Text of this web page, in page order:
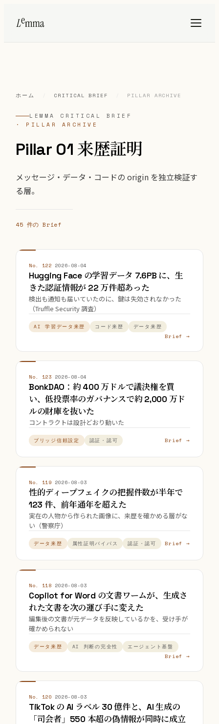
ホーム CRITICAL BRIEF PILLAR ARCHIVE
LEMMA CRITICAL BRIEF
· PILLAR ARCHIVE
Pillar 01 来歴証明
メッセージ・データ・コードの origin を独立検証す
る層。
45 件の Brief
No. 122 2026-08-04
Hugging Face の学習データ 7.6PB に、生
きた認証情報が 22 万件超あった
検出も通知も届いていたのに、鍵は失効されなかった
（Truffle Security 調査）
AI 学習データ来歴 コード来歴 データ来歴
Brief →
No. 123 2026-08-04
BonkDAO：約 400 万ドルで議決権を買
い、低投票率のガバナンスで約 2,000 万ド
ルの財庫を抜いた
コントラクトは設計どおり動いた
ブリッジ信頼設定 認証・認可 Brief →
No. 119 2026-08-03
性的ディープフェイクの把握件数が半年で
123 件、前年通年を超えた
実在の人物から作られた画像に、来歴を確かめる層がな
い（警察庁）
データ来歴 属性証明バイパス 認証・認可 Brief →
No. 118 2026-08-03
Copilot for Word の文書ワームが、生成さ
れた文書を次の運び手に変えた
編集後の文書が元データを反映しているかを、受け手が
確かめられない
データ来歴 AI 判断の完全性 エージェント基盤
Brief →
No. 120 2026-08-03
TikTok の AI ラベル 30 億件と、AI 生成の
「司会者」550 本超の偽情報が同時に成立